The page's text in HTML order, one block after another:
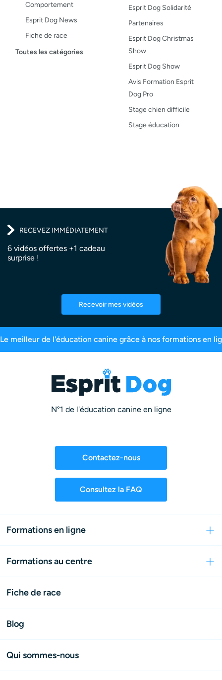
Comportement
Esprit Dog News
Fiche de race
Maladies du chien
Toutes les catégories
Esprit Dog Solidarité
Partenaires
Esprit Dog Christmas
Show
Esprit Dog Show
Avis Formation Esprit
Dog Pro
Stage chien difficile
Stage éducation
RECEVEZ IMMÉDIATEMENT
6 vidéos offertes +1 cadeau
surprise !
Recevoir mes vidéos
inscrits 99,6% de satisfaction 2,5
N°1 de l'éducation canine en ligne
Contactez-nous
Consultez la FAQ
Formations en ligne
Formations au centre
Fiche de race
Blog
Qui sommes-nous